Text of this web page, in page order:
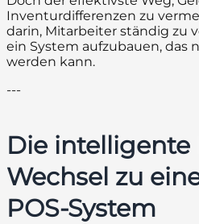
Inventurdifferenzen zu
darin, Mitarbeiter ständig zu
ein System aufzubauen, das
werden kann.
---
Die intelligente
Wechsel zu
POS-System